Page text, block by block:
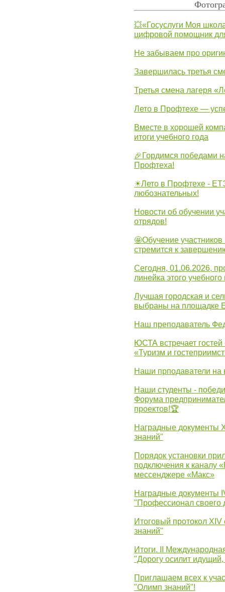
💥«Госуслуги Моя
цифровой помощник
Не забываем про
Завершилась третья
Третья смена лагеря
Лето в Профтехе —
Вместе в хорошей
итоги учебного года
🎉Гордимся победами
Профтеха!
☀Лето в Профтехе -
любознательных!
Новости об обучении
отрядов!
🤩Обучение участников
стремится к
Сегодня, 01.06.2026,
линейка этого учебного
Лучшая городская и
выбраны на площадке
Наш преподаватель
ЮСТА встречает гостей
«Туризм и
Наши прподаватели
Наши студенты -
Форума
проектов!🏆
Наградные документы
знаний"
Порядок установки
подключения к каналу
мессенджере «Макс»
Наградные документы
"Профессионал своего
Итоговый протокол
знаний"
Итоги. II
"Дорогу осилит
Приглашаем всех к
"Олимп знаний"!